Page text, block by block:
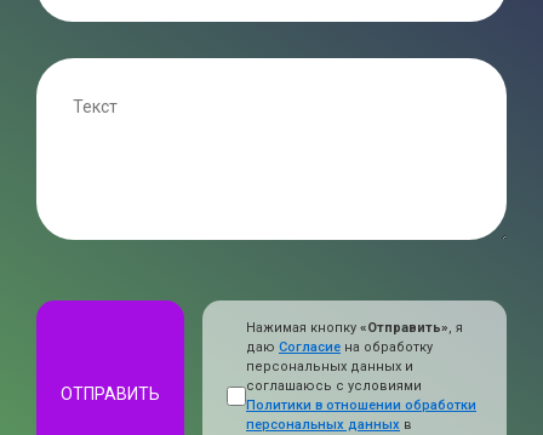
ОТПРАВИТЬ
Нажимая кнопку «Отправить», я
даю Согласие на обработку
персональных данных и
соглашаюсь с условиями
Политики в отношении обработки
персональных данных в